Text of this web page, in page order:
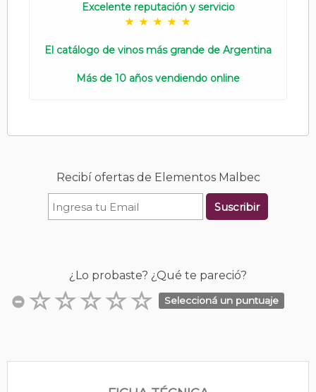
Excelente reputación y servicio
El catálogo de vinos más grande de Argentina
Más de 10 años vendiendo online
Recibí ofertas de Elementos Malbec
Suscribir
¿Lo probaste? ¿Qué te pareció?
Seleccioná un puntuaje